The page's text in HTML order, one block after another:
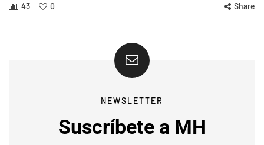
43 0 Share
NEWSLETTER
Suscríbete a MH